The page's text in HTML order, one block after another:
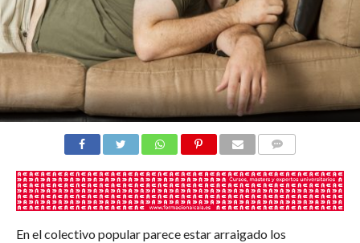
En el colectivo popular parece estar arraigado los